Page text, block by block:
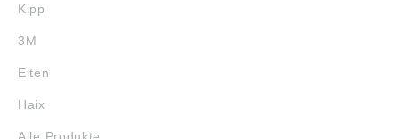
Kipp
3M
Elten
Haix
Alle Produkte